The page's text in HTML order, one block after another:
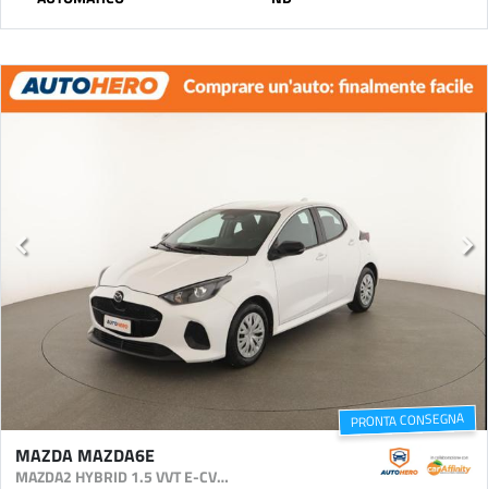
PRONTA CONSEGNA
MAZDA MAZDA6E
MAZDA2 HYBRID 1.5 VVT E-CVT FULL HYBRID ELECTRIC P